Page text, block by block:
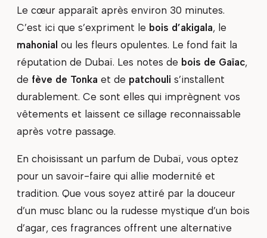
Le cœur apparaît après environ 30 minutes.
C’est ici que s’expriment le bois d’akigala, le
mahonial ou les fleurs opulentes. Le fond fait la
réputation de Dubaï. Les notes de bois de Gaïac,
de fève de Tonka et de patchouli s’installent
durablement. Ce sont elles qui imprègnent vos
vêtements et laissent ce sillage reconnaissable
après votre passage.
En choisissant un parfum de Dubaï, vous optez
pour un savoir-faire qui allie modernité et
tradition. Que vous soyez attiré par la douceur
d’un musc blanc ou la rudesse mystique d’un bois
d’agar, ces fragrances offrent une alternative